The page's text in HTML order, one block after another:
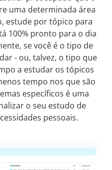
uma determinada área
estude por tópico para
100% pronto para o dia
se você é o tipo de
- ou, talvez, o tipo que
a estudar os tópicos
tempo nos que são
específicos é uma
o seu estudo de
pessoais.